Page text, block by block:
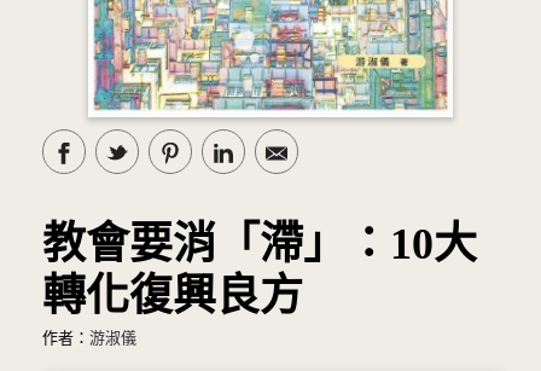
教會要消「滯」：10大
轉化復興良方
作者： 游淑儀